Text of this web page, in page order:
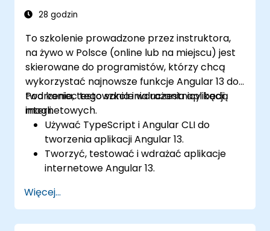
28 godzin
To szkolenie prowadzone przez instruktora,
na żywo w Polsce (online lub na miejscu) jest
skierowane do programistów, którzy chcą
wykorzystać najnowsze funkcje Angular 13 do
tworzenia, testowania i wdrażania aplikacji
internetowych.
Pod koniec tego szkolenia uczestnicy będą
mogli:
Używać TypeScript i Angular CLI do
tworzenia aplikacji Angular 13.
Tworzyć, testować i wdrażać aplikacje
internetowe Angular 13.
mogą być używane w dowolnej aplikacji
lub stronie internetowej.
Więcej...